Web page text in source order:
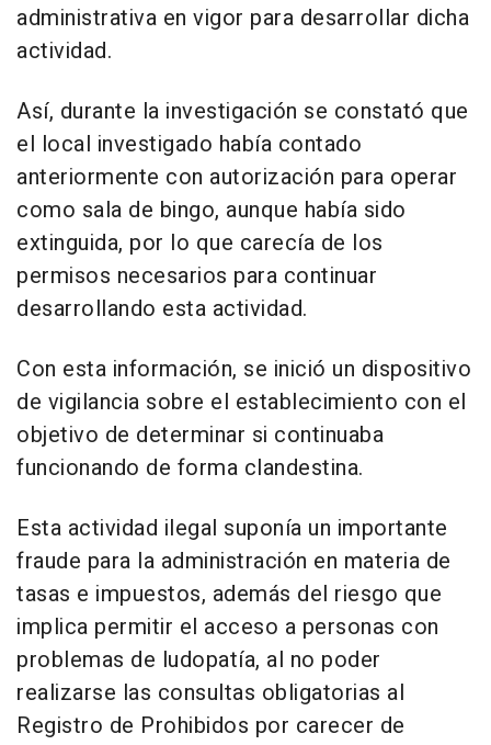
administrativa en vigor para desarrollar dicha
actividad.
Así, durante la investigación se constató que
el local investigado había contado
anteriormente con autorización para operar
como sala de bingo, aunque había sido
extinguida, por lo que carecía de los
permisos necesarios para continuar
desarrollando esta actividad.
Con esta información, se inició un dispositivo
de vigilancia sobre el establecimiento con el
objetivo de determinar si continuaba
funcionando de forma clandestina.
Esta actividad ilegal suponía un importante
fraude para la administración en materia de
tasas e impuestos, además del riesgo que
implica permitir el acceso a personas con
problemas de ludopatía, al no poder
realizarse las consultas obligatorias al
Registro de Prohibidos por carecer de